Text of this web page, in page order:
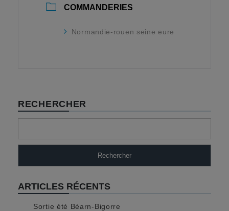
COMMANDERIES
Normandie-rouen seine eure
RECHERCHER
Rechercher
ARTICLES RÉCENTS
Sortie été Béarn-Bigorre